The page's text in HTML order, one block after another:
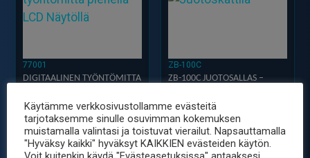
77001
DIGITAALINEN TYÖNTÖMITTA
€ 29.90 sis. ALV25.5%
-
Digitaalinen
työntömitta
+
ZB-100C
ZB-100C JUOTOSALLAS –
€ 39.90 sis. ALV25.5%
-
ZB-
100C
+
Käytämme verkkosivustollamme evästeitä
tarjotaksemme sinulle osuvimman kokemuksen
muistamalla valintasi ja toistuvat vierailut. Napsauttamalla
"Hyväksy kaikki" hyväksyt KAIKKIEN evästeiden käytön.